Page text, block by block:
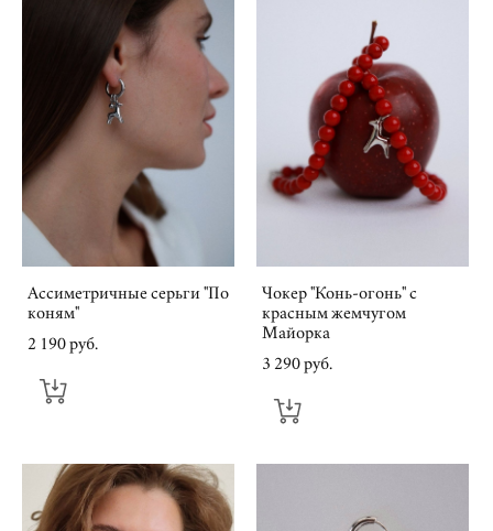
Ассиметричные серьги "По
коням"
2 190 pуб.
Чокер "Конь-огонь" с
красным жемчугом
Майорка
3 290 pуб.